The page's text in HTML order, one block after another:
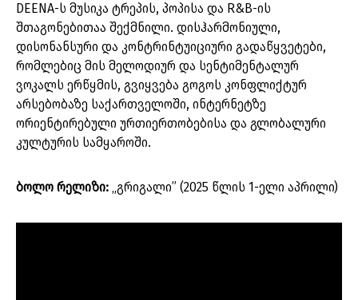
DEENA-ს მუსიკა ტრეპის, პოპისა და R&B-ის
შთაგონებითაა შექმნილი. დისჰარმონიული,
დისონანსური და კონტრინტუიციური გადაწყვეტები,
რომლებიც მის მელოდიურ და სენტიმენტალურ
ვოკალს ერწყმის, გვიყვება გოგოს კონფლიქტურ
არსებობაზე საქართველოში, ინტერნეტზე
ორიენტირებული ურთიერთობებისა და გლობალური
კულტურის სამყაროში.
ბოლო რელიზი: „გრიგალი” (2025 წლის 1-ელი აპრილი)